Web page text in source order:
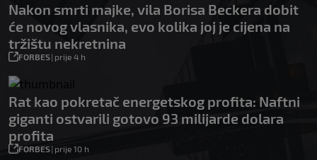
Nakon smrti majke, vila Borisa Beckera dobit
će novog vlasnika, evo kolika joj je cijena na
tržištu nekretnina
FORBES| prije 4 h
Rat kao pokretač energetskog profita: Naftni
giganti ostvarili gotovo 93 milijarde dolara
profita
FORBES| prije 10 h